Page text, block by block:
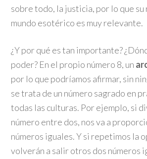
sobre todo, la justicia, por lo que su
mundo esotérico es muy relevante.
¿Y por qué es tan importante?
poder? En el propio número 8, un
por lo que podríamos afirmar, sin
se trata de un número sagrado en
todas las culturas. Por ejemplo, si
número entre dos, nos va a
números iguales. Y si repetimos la
volverán a salir otros dos números